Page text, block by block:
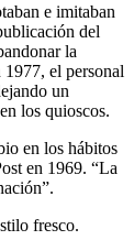
e imitaban
del
la
el personal
un
los quioscos.
en los hábitos
en 1969. “La
fresco.